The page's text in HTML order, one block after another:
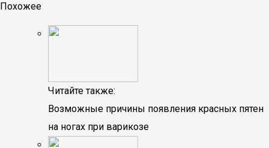
Похожее
Читайте также:
Возможные причины появления красных пятен
на ногах при варикозе